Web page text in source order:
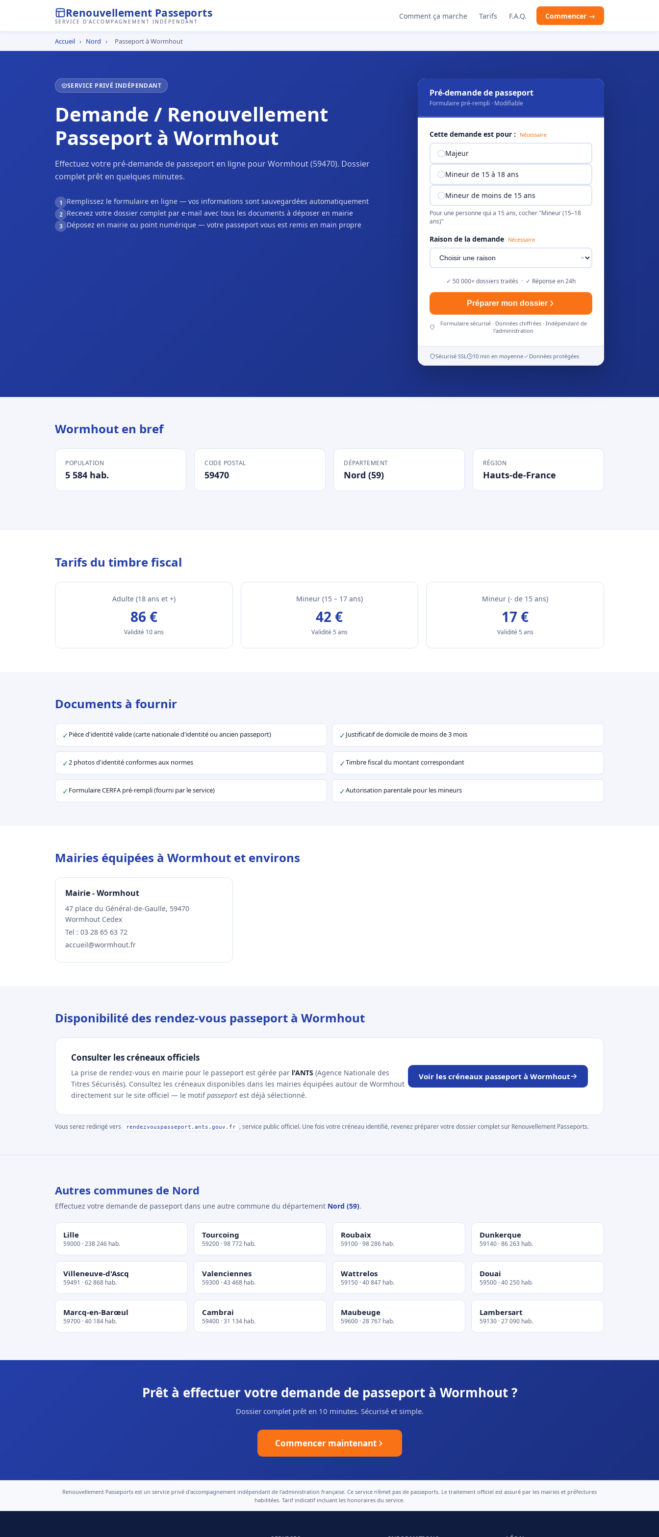
Renouvellement Passeports
SERVICE D'ACCOMPAGNEMENT INDÉPENDANT
Comment ça marche Tarifs F.A.Q. Commencer →
Accueil › Nord › Passeport à Wormhout
SERVICE PRIVÉ INDÉPENDANT
Demande / Renouvellement
Passeport à Wormhout
Effectuez votre pré-demande de passeport en ligne pour Wormhout (59470). Dossier
complet prêt en quelques minutes.
1 Remplissez le formulaire en ligne — vos informations sont sauvegardées automatiquement
2 Recevez votre dossier complet par e-mail avec tous les documents à déposer en mairie
3 Déposez en mairie ou point numérique — votre passeport vous est remis en main propre
Pré-demande de passeport
Formulaire pré-rempli · Modifiable
Cette demande est pour : Nécessaire
Majeur
Mineur de 15 à 18 ans
Mineur de moins de 15 ans
Pour une personne qui a 15 ans, cocher "Mineur (15–18
ans)"
Raison de la demande Nécessaire
✓ 50 000+ dossiers traités · ✓ Réponse en 24h
Préparer mon dossier
Formulaire sécurisé · Données chiffrées · Indépendant de
l'administration
Sécurisé SSL 10 min en moyenne Données protégées
Wormhout en bref
POPULATION
5 584 hab.
CODE POSTAL
59470
DÉPARTEMENT
Nord (59)
RÉGION
Hauts-de-France
Tarifs du timbre fiscal
Adulte (18 ans et +)
86 €
Validité 10 ans
Mineur (15 – 17 ans)
42 €
Validité 5 ans
Mineur (- de 15 ans)
17 €
Validité 5 ans
Documents à fournir
✓ Pièce d'identité valide (carte nationale d'identité ou ancien passeport) ✓Justificatif de domicile de moins de 3 mois
✓2 photos d'identité conformes aux normes ✓Timbre fiscal du montant correspondant
✓ Formulaire CERFA pré-rempli (fourni par le service) ✓Autorisation parentale pour les mineurs
Mairies équipées à Wormhout et environs
Mairie - Wormhout
47 place du Général-de-Gaulle, 59470
Wormhout Cedex
Tel : 03 28 65 63 72
accueil@wormhout.fr
Disponibilité des rendez-vous passeport à Wormhout
Consulter les créneaux officiels
La prise de rendez-vous en mairie pour le passeport est gérée par l'ANTS (Agence Nationale des
Titres Sécurisés). Consultez les créneaux disponibles dans les mairies équipées autour de Wormhout
directement sur le site officiel — le motifpasseport est déjà sélectionné.
Voir les créneaux passeport à Wormhout
Vous serez redirigé vers rendezvouspasseport.ants.gouv.fr , service public officiel. Une fois votre créneau identifié, revenez préparer votre dossier complet sur Renouvellement Passeports.
Autres communes de Nord
Effectuez votre demande de passeport dans une autre commune du département Nord (59).
Lille
59000 · 238 246 hab.
Tourcoing
59200 · 98 772 hab.
Roubaix
59100 · 98 286 hab.
Dunkerque
59140 · 86 263 hab.
Villeneuve-d'Ascq
59491 · 62 868 hab.
Valenciennes
59300 · 43 468 hab.
Wattrelos
59150 · 40 847 hab.
Douai
59500 · 40 250 hab.
Marcq-en-Barœul
59700 · 40 184 hab.
Cambrai
59400 · 31 134 hab.
Maubeuge
59600 · 28 767 hab.
Lambersart
59130 · 27 090 hab.
Prêt à effectuer votre demande de passeport à Wormhout ?
Dossier complet prêt en 10 minutes. Sécurisé et simple.
Commencer maintenant
Renouvellement Passeports est un service privé d'accompagnement indépendant de l'administration française. Ce service n'émet pas de passeports. Le traitement officiel est assuré par les mairies et préfectures
habilitées. Tarif indicatif incluant les honoraires du service.